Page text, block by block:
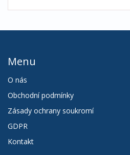
Menu
O nás
Obchodní podmínky
Zásady ochrany soukromí
GDPR
Kontakt